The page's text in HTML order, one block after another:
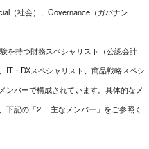
（社会）、Governance（ガバナン
を持つ財務スペシャリスト（公認会計
IT・DXスペシャリスト、商品戦略スペシ
ンバーで構成されています。具体的なメ
下記の「2. 主なメンバー」をご参照く